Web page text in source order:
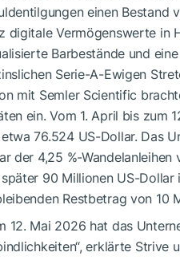
einen Bestand
digitale Vermögenswerte in
Barbestände und
Serie-A-Ewigen
mit Semler Scientific
ein. Vom 1. April bis zum
76.524 US-Dollar. Das
der 4,25 %-
90 Millionen US-
Restbetrag von 10
12. Mai 2026 hat das
erklärte Strive